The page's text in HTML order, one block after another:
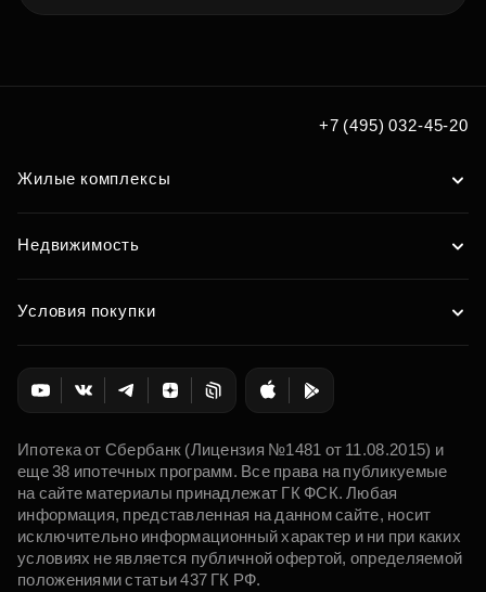
+7 (495) 032-45-20
Жилые комплексы
Недвижимость
Условия покупки
Ипотека от Сбербанк (Лицензия №1481 от 11.08.2015) и
еще 38 ипотечных программ. Все права на публикуемые
на сайте материалы принадлежат ГК ФСК. Любая
информация, представленная на данном сайте, носит
исключительно информационный характер и ни при каких
условиях не является публичной офертой, определяемой
положениями статьи 437 ГК РФ.